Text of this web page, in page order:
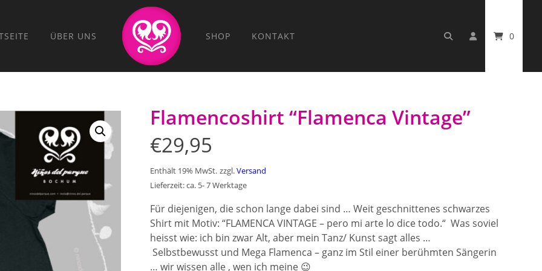
ÜBER UNS SHOP KONTAKT 0
Flamencoshirt “Flamenca Vintage”
€29,95
Enthält 19% MwSt. zzgl.Versand
Lieferzeit: ca. 5- 7 Werktage
Für diejenigen, die schon lange dabei sind … Weit geschnittenes schwarzes
Shirt mit Motiv: “FLAMENCA VINTAGE – pero mi arte lo dice todo.“ Was soviel
heisst wie: ich bin zwar Alt, aber mein Tanz/ Kunst sagt alles …
Selbstbewusst und Mega Flamenca – ganz im Stil einer berühmten Sängerin
… wir wissen alle , wen ich meine 😉